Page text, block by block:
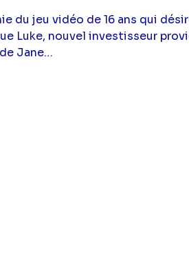
du jeu vidéo de 16 ans qui
Luke, nouvel investisseur
Jane…